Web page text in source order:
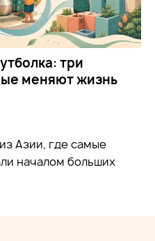
три
меняют жизнь
Азии, где самые
началом больших